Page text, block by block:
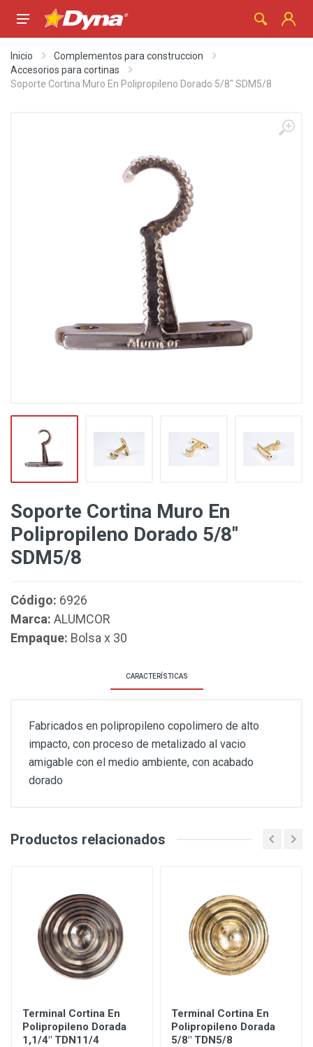
Inicio
Complementos para construccion
Accesorios para cortinas
Soporte Cortina Muro En Polipropileno Dorado 5/8" SDM5/8
Soporte Cortina Muro En
Polipropileno Dorado 5/8"
SDM5/8
Código: 6926
Marca: ALUMCOR
Empaque: Bolsa x 30
CARACTERÍSTICAS
Fabricados en polipropileno copolimero de alto
impacto, con proceso de metalizado al vacio
amigable con el medio ambiente, con acabado
dorado
Productos relacionados
Terminal Cortina En
Polipropileno Dorada
1,1/4" TDN11/4
Terminal Cortina En
Polipropileno Dorada
5/8" TDN5/8